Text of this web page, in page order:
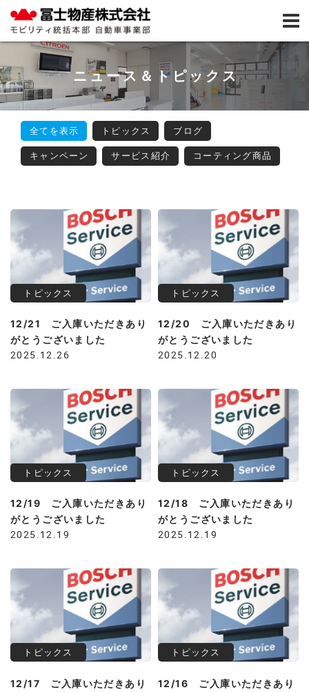
ニュース＆トピックス
全てを表示 トピックス ブログ
キャンペーン サービス紹介 コーティング商品
トピックス
12/21 ご入庫いただきあり
がとうございました
2025.12.26
トピックス
12/20 ご入庫いただきあり
がとうございました
2025.12.20
トピックス
12/19 ご入庫いただきあり
がとうございました
2025.12.19
トピックス
12/18 ご入庫いただきあり
がとうございました
2025.12.19
トピックス
12/17 ご入庫いただきあり
トピックス
12/16 ご入庫いただきあり